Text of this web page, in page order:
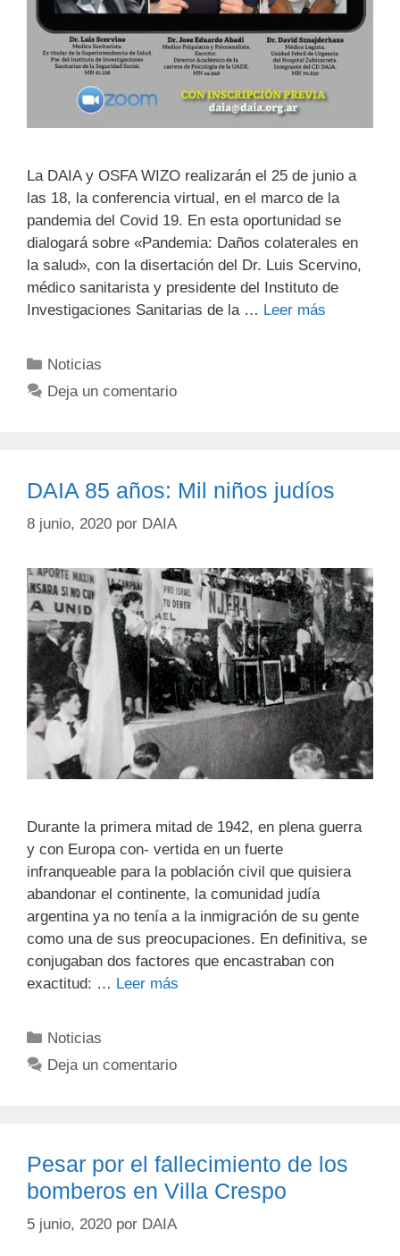
La DAIA y OSFA WIZO realizarán el 25 de junio a
las 18, la conferencia virtual, en el marco de la
pandemia del Covid 19. En esta oportunidad se
dialogará sobre «Pandemia: Daños colaterales en
la salud», con la disertación del Dr. Luis Scervino,
médico sanitarista y presidente del Instituto de
Investigaciones Sanitarias de la … Leer más
Noticias
Deja un comentario
DAIA 85 años: Mil niños judíos
8 junio, 2020 por DAIA
Durante la primera mitad de 1942, en plena guerra
y con Europa con- vertida en un fuerte
infranqueable para la población civil que quisiera
abandonar el continente, la comunidad judía
argentina ya no tenía a la inmigración de su gente
como una de sus preocupaciones. En definitiva, se
conjugaban dos factores que encastraban con
exactitud: … Leer más
Noticias
Deja un comentario
Pesar por el fallecimiento de los
bomberos en Villa Crespo
5 junio, 2020 por DAIA